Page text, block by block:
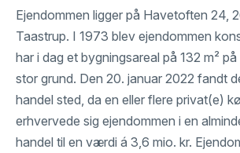
Ejendommen ligger på Havetoften 24,
Taastrup. I 1973 blev ejendommen
har i dag et bygningsareal på 132 m²
stor grund. Den 20. januar 2022 fandt
handel sted, da en eller flere privat(e)
erhvervede sig ejendommen i en
handel til en værdi á 3,6 mio. kr.